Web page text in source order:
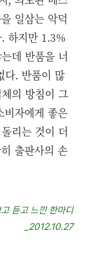
일삼는 악덕
하지만 1.3%
데 반품을 너
다. 반품이 많
의 방침이 그
비자에게 좋은
리는 것이 더
출판사의 손
듣고 느낀 한마디
_2012.10.27